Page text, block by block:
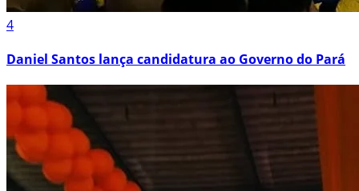
4
Daniel Santos lança candidatura ao Governo do Pará